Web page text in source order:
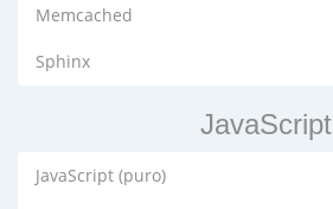
Memcached
Sphinx
JavaScript
JavaScript (puro)